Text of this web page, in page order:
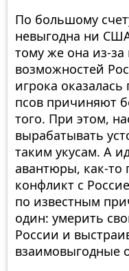
По большому
невыгодна ни
тому же она из-за
возможностей
игрока
псов причиняют
того. При этом,
вырабатывать
таким укусам. А
авантюры, как-
конфликт с
по известным
один: умерить
России и
взаимовыгодные